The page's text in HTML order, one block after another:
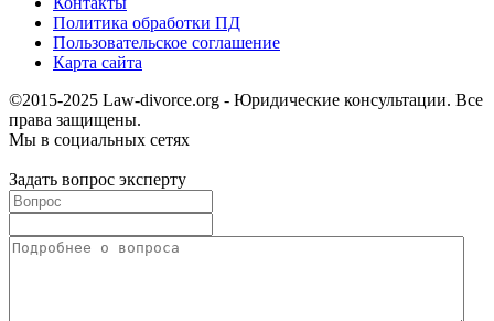
Политика обработки ПД
Пользовательское соглашение
Карта сайта
©2015-2025 Law-divorce.org - Юридические консультации. Все
права защищены.
Мы в социальных сетях
Задать вопрос эксперту